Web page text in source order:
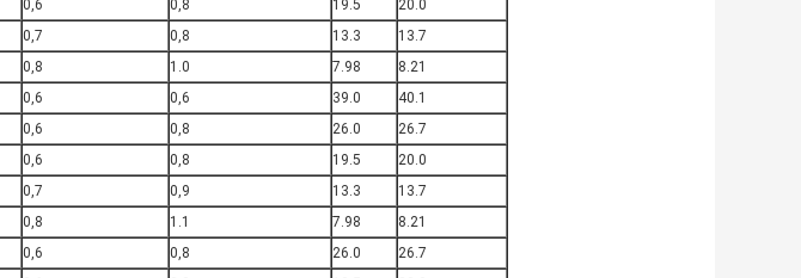
0,6 0,8 19.5
20.0
0,7 0,8 13.3
13.7
0,8 1.0 7.98
8.21
0,6 0,6 39.0
40.1
0,6 0,8 26.0
26.7
0,6 0,8 19.5
20.0
0,7 0,9 13.3
13.7
0,8 1.1 7.98
8.21
0,6 0,8 26.0
26.7